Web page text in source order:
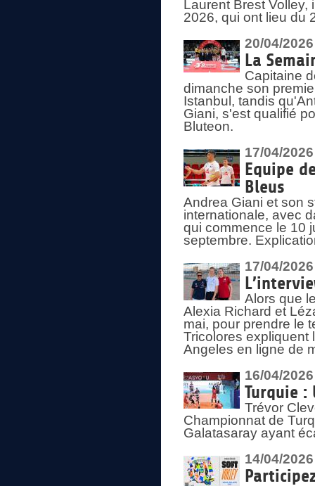
Laurent Brest Volley,
2026, qui ont lieu du
20/04/2026
La
Capitaine
dimanche son
Istanbul, tandis
Giani, s'est qualifié
Bluteon.
17/04/2026
Equipe
Bleus
Andrea Giani et son
internationale, avec
qui commence le 10
septembre.
17/04/2026
Alors que
Alexia Richard et
mai, pour prendre le
Tricolores expliquent
Angeles en ligne de
16/04/2026
Turquie :
Trévor
Championnat de
Galatasaray ayant
14/04/2026